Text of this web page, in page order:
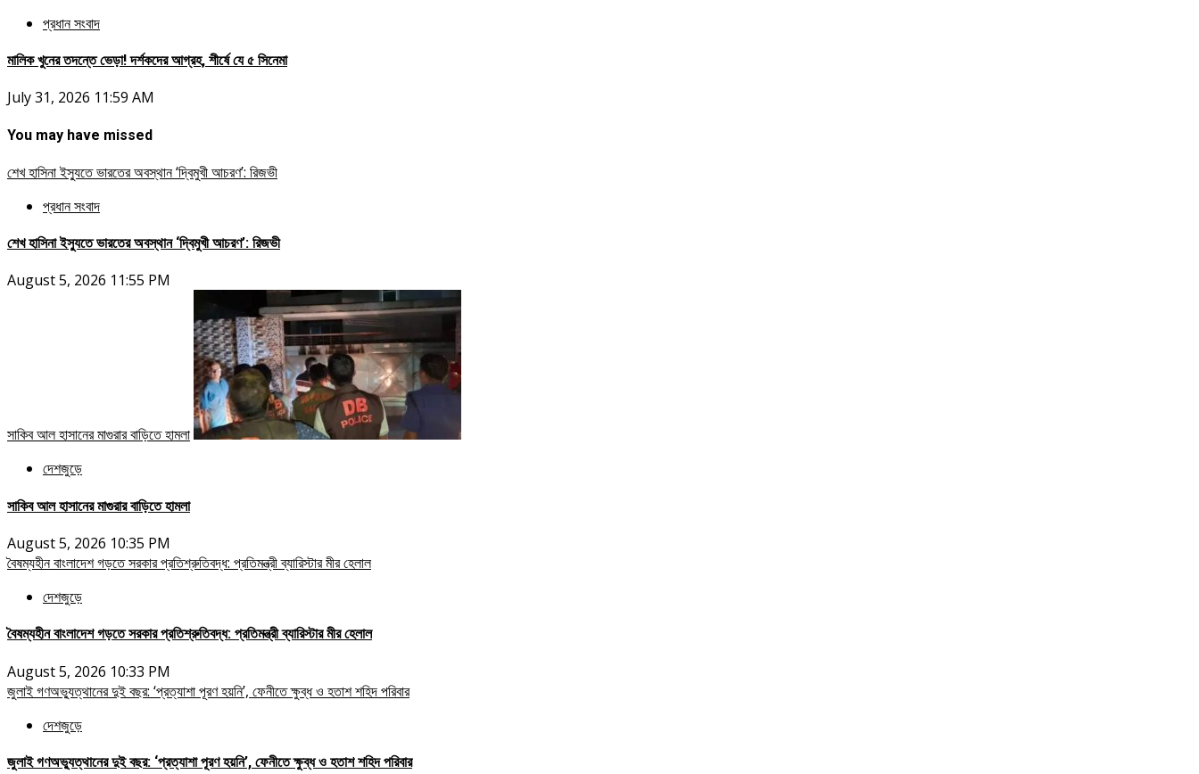
প্রধান সংবাদ
মালিক খুনের তদন্তে ভেড়া! দর্শকদের আগ্রহ, শীর্ষে যে ৫ সিনেমা
July 31, 2026 11:59 AM
You may have missed
শেখ হাসিনা ইস্যুতে ভারতের অবস্থান ‘দ্বিমুখী আচরণ’: রিজভী
প্রধান সংবাদ
শেখ হাসিনা ইস্যুতে ভারতের অবস্থান ‘দ্বিমুখী আচরণ’: রিজভী
August 5, 2026 11:55 PM
সাকিব আল হাসানের মাগুরার বাড়িতে হামলা
দেশজুড়ে
সাকিব আল হাসানের মাগুরার বাড়িতে হামলা
August 5, 2026 10:35 PM
বৈষম্যহীন বাংলাদেশ গড়তে সরকার প্রতিশ্রুতিবদ্ধ: প্রতিমন্ত্রী ব্যারিস্টার মীর হেলাল
দেশজুড়ে
বৈষম্যহীন বাংলাদেশ গড়তে সরকার প্রতিশ্রুতিবদ্ধ: প্রতিমন্ত্রী ব্যারিস্টার মীর হেলাল
August 5, 2026 10:33 PM
জুলাই গণঅভ্যুত্থানের দুই বছর: ‘প্রত্যাশা পূরণ হয়নি’, ফেনীতে ক্ষুব্ধ ও হতাশ শহিদ পরিবার
দেশজুড়ে
জুলাই গণঅভ্যুত্থানের দুই বছর: ‘প্রত্যাশা পূরণ হয়নি’, ফেনীতে ক্ষুব্ধ ও হতাশ শহিদ পরিবার